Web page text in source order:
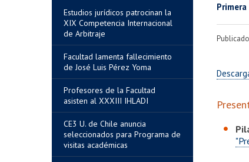
Estudios jurídicos patrocinan la
XIX Competencia Internacional
de Arbitraje
Facultad lamenta fallecimiento
de José Luis Pérez Yoma
Profesores de la Facultad
asisten al XXXIII IHLADI
CE3 U. de Chile anuncia
seleccionados para Programa de
visitas académicas